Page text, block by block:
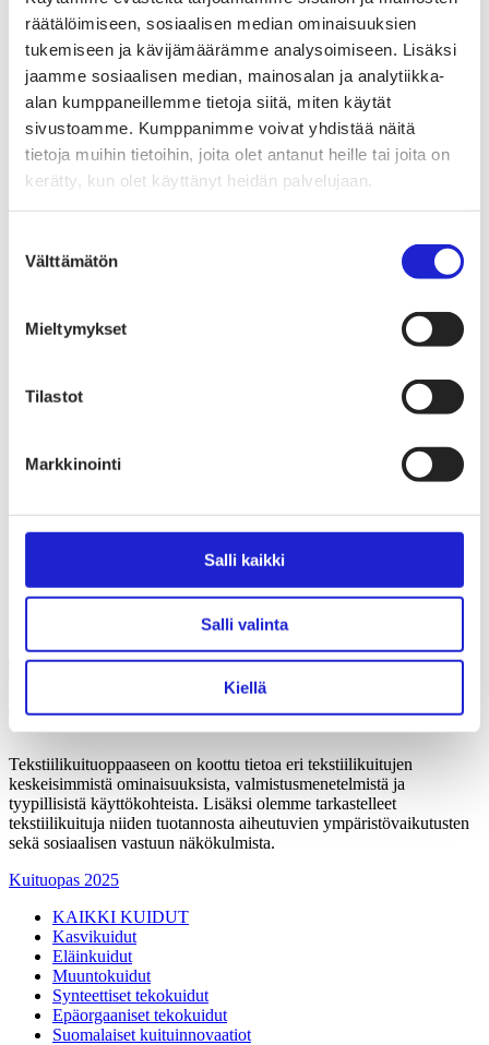
räätälöimiseen, sosiaalisen median ominaisuuksien
tukemiseen ja kävijämäärämme analysoimiseen. Lisäksi
jaamme sosiaalisen median, mainosalan ja analytiikka-
alan kumppaneillemme tietoja siitä, miten käytät
sivustoamme. Kumppanimme voivat yhdistää näitä
tietoja muihin tietoihin, joita olet antanut heille tai joita on
kerätty, kun olet käyttänyt heidän palvelujaan.
valinta
Välttämätön
Mieltymykset
Tilastot
Markkinointi
Salli kaikki
Salli valinta
Kiellä
Digitaalinen tuotepassi
Tekstiilien tuottajavastuu (EPR)
Kannanotot ja lausunnot
Lausunnot ja kantapaperit
Pikamuodin rajoittaminen
Vaikuttajaryhmät jäsenyrityksille
Työelämä-vaikuttajaryhmä
Yritysvastuu, kiertotalous ja toimivat markkinat -
vaikuttajaryhmä
Kestävä tuotepolitiikka​ -vaikuttajaryhmä
Suomen Tekstiili & Muodin jäsenyysmuodot
Liiton henkilöstö & yhteystiedot
Liiton strategia
Suomen Tekstiili & Muoti 120 vuotta
Laskutusosoite
Tilastoja Suomen Tekstiili & Muoti ry:stä ja sen
jäsenistä
Alan yritykset Suomessa – tutustu jäseniimme
Tekstiilikuitu­opas
Tekstiilikuituoppaaseen on koottu tietoa eri tekstiilikuitujen
keskeisimmistä ominaisuuksista, valmistusmenetelmistä ja
tyypillisistä käyttökohteista. Lisäksi olemme tarkastelleet
tekstiilikuituja niiden tuotannosta aiheutuvien ympäristövaikutusten
sekä sosiaalisen vastuun näkökulmista.
Kuituopas 2025
KAIKKI KUIDUT
Kasvikuidut
Eläinkuidut
Muuntokuidut
Synteettiset tekokuidut
Epäorgaaniset tekokuidut
Suomalaiset kuituinnovaatiot